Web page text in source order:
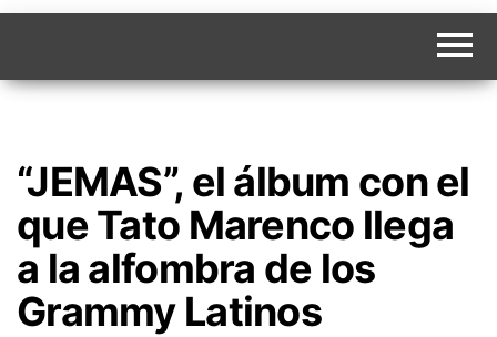
“JEMAS”, el álbum con el
que Tato Marenco llega
a la alfombra de los
Grammy Latinos